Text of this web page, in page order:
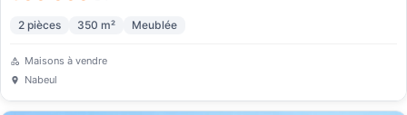
2 pièces 350 m² Meublée
Maisons à vendre
Nabeul